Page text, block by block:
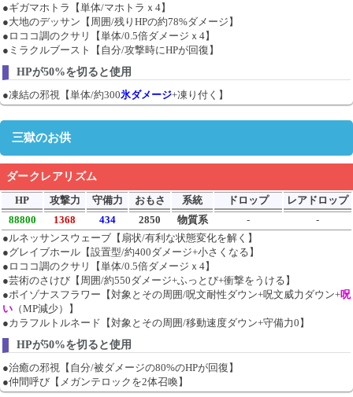
●ギガマホトラ【単体/マホトラｘ4】
●大地のデッサン【周囲/残りHPの約78%ダメージ】
●ロココ調のクサリ【単体/0.5倍ダメージｘ4】
●ミラクルブースト【自分/攻撃時にHPが回復】
HPが50%を切ると使用
●凍結の邪視【単体/約300氷ダメージ+凍り付く】
三獄のお供
ダークレアリズム
HP
攻撃力 守備力 おもさ 系統 ドロップ
レアドロップ
88800
1368 434 2850 物質系 -
-
●ルネッサンスウェーブ【扇状/有利な状態変化を解く】
●グレイブホール【設置型/約400ダメージ+小さくなる】
●ロココ調のクサリ【単体/0.5倍ダメージｘ4】
●芸術のさけび【周囲/約550ダメージ+ふっとび+衝撃をうける】
●ポイゾナスフラワー【対象とその周囲/呪文耐性ダウン+呪文威力ダウン+呪
い （MP減少）】
●カラフルトルネード【対象とその周囲/移動速度ダウン+守備力0】
HPが50%を切ると使用
●治癒の邪視【自分/被ダメージの80%のHPが回復】
●仲間呼び【メガンテロックを2体召喚】